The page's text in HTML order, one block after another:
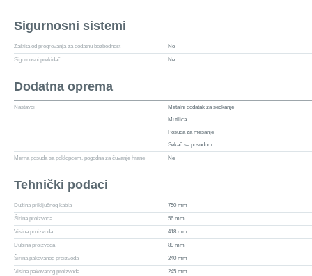
Sigurnosni sistemi
Zaštita od pregrevanja za dodatnu bezbednost Ne
Sigurnosni prekidač Ne
Dodatna oprema
Nastavci
Metalni dodatak za seckanje
Mutilica
Posuda za mešanje
Sekač sa posudom
Merna posuda sa poklopcem, pogodna za čuvanje hrane Ne
Tehnički podaci
Dužina priključnog kabla 750 mm
Širina proizvoda 56 mm
Visina proizvoda 418 mm
Dubina proizvoda 89 mm
Širina pakovanog proizvoda 240 mm
Visina pakovanog proizvoda 245 mm